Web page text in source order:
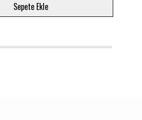
Sepete Ekle
7 8 9 1011121314151617181920